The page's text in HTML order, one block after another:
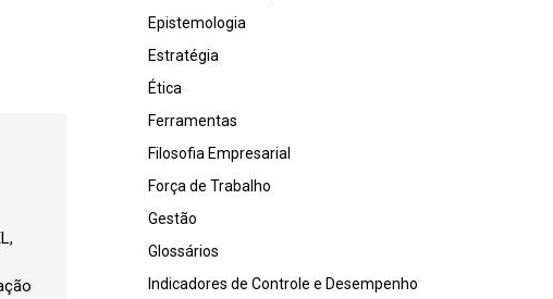
Epistemologia
Estratégia
Ética
Ferramentas
Filosofia Empresarial
Força de Trabalho
Gestão
Glossários
Indicadores de Controle e Desempenho